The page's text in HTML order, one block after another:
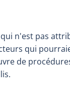
n'est pas
qui
de